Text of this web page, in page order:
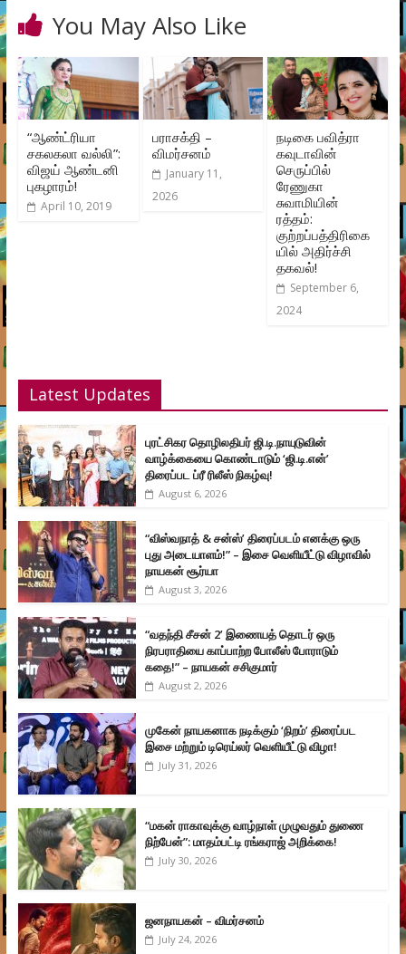
You May Also Like
“ஆண்ட்ரியா
சகலகலா வல்லி”:
விஜய் ஆண்டனி
புகழாரம்!
April 10, 2019
பராசக்தி –
விமர்சனம்
January 11,
2026
நடிகை பவித்ரா
கவுடாவின்
செருப்பில்
ரேணுகா
சுவாமியின்
ரத்தம்:
குற்றப்பத்திரிகை
யில் அதிர்ச்சி
தகவ‌ல்!
September 6,
2024
Latest Updates
புரட்சிகர தொழிலதிபர் ஜி.டி.நாயுடுவின்
வாழ்க்கையை கொண்டாடும் ‘ஜி.டி.என்’
திரைப்பட ப்ரீ ரிலீஸ் நிகழ்வு!
August 6, 2026
“விஸ்வநாத் & சன்ஸ்’ திரைப்படம் எனக்கு ஒரு
புது அடையாளம்!” – இசை வெளியீட்டு விழாவில்
நாயகன் சூர்யா
August 3, 2026
“வதந்தி சீசன் 2’ இணையத் தொடர் ஒரு
நிரபராதியை காப்பாற்ற போலீஸ் போராடும்
கதை!” – நாயகன் சசிகுமார்
August 2, 2026
முகேன் நாயகனாக நடிக்கும் ‘நிறம்’ திரைப்பட
இசை மற்றும் டிரெய்லர் வெளியீட்டு விழா!
July 31, 2026
“மகன் ராகாவுக்கு வாழ்நாள் முழுவதும் துணை
நிற்பேன்”: மாதம்பட்டி ரங்கராஜ் அறிக்கை!
July 30, 2026
ஜனநாயகன் – விமர்சனம்
July 24, 2026